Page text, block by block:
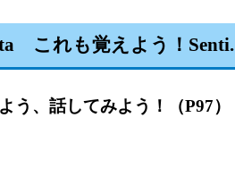
これも覚えよう！Senti.
う、話してみよう！（P97）